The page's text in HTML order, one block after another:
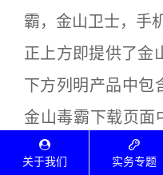
霸，金山卫士，手
正上方即提供了金
下方列明产品中包
金山毒霸下载页面
入了域名为
关于我们 实务专题